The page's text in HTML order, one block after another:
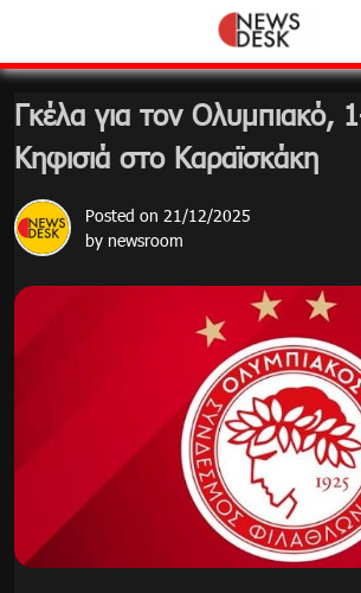
content
Γκέλα για τον Ολυμπιακό,
Κηφισιά στο Καραϊσκάκη
Posted on 21/12/2025
by newsroom